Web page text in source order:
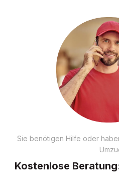
Sie benötigen Hilfe oder
Kostenlose